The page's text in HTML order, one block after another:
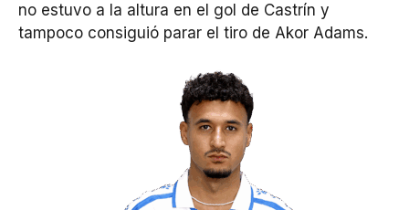
no estuvo a la altura en el gol de Castrín y
tampoco consiguió parar el tiro de Akor Adams.